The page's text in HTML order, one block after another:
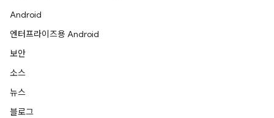
Android
엔터프라이즈용 Android
보안
소스
뉴스
블로그